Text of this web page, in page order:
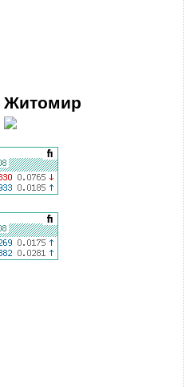
Житомир